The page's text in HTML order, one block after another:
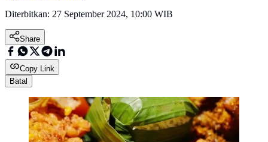
Diterbitkan: 27 September 2024, 10:00 WIB
Share
Copy Link
Batal